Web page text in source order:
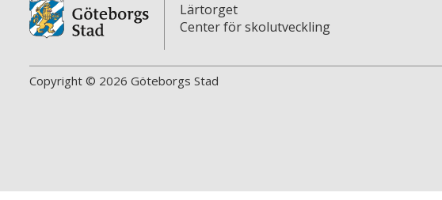
Lärtorget
Center för skolutveckling
Copyright © 2026 Göteborgs Stad